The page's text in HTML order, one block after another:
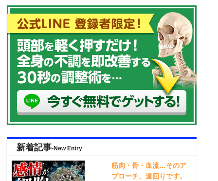
新着記事-New Entry
筋肉・骨・血流…そのア
プローチ、遠回りです。